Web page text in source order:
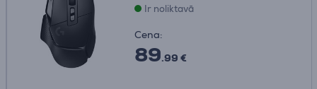
Ir noliktavā
Cena:
89.99 €